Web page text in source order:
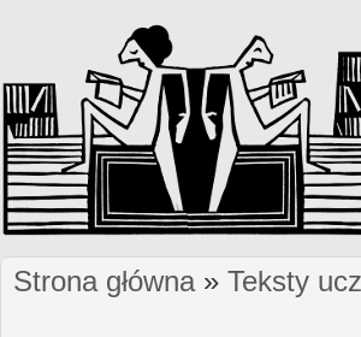
Jesteś tutaj
Strona główna» Teksty